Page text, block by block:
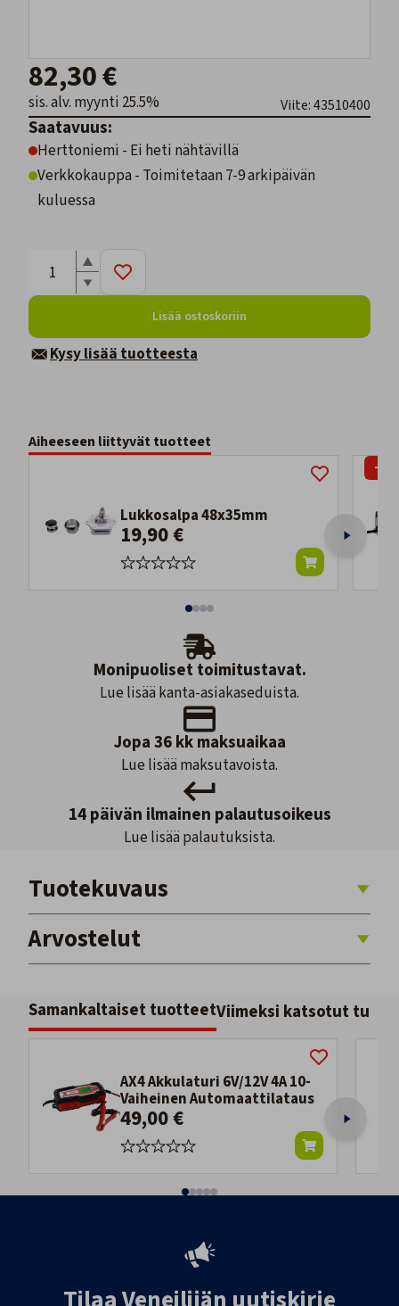
82,30 €
sis. alv. myynti 25.5% Viite: 43510400
Saatavuus:
Herttoniemi - Ei heti nähtävillä
Verkkokauppa - Toimitetaan 7-9 arkipäivän
kuluessa
Lisää ostoskoriin
Kysy lisää tuotteesta
Aiheeseen liittyvät tuotteet
Lukkosalpa 48x35mm
19,90 €
-
Monipuoliset toimitustavat.
Lue lisää kanta-asiakaseduista.
Jopa 36 kk maksuaikaa
Lue lisää maksutavoista.
14 päivän ilmainen palautusoikeus
Lue lisää palautuksista.
Tuotekuvaus
Arvostelut
Samankaltaiset tuotteetViimeksi katsotut
AX4 Akkulaturi 6V/12V 4A 10-
Vaiheinen Automaattilataus
49,00 €